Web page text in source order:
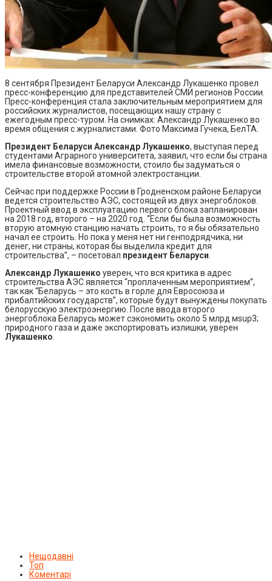
8 сентября Президент Беларуси Александр Лукашенко провел
пресс-конференцию для представителей СМИ регионов России.
Пресс-конференция стала заключительным мероприятием для
российских журналистов, посещающих нашу страну с
ежегодным пресс-туром. На снимках: Александр Лукашенко во
время общения с журналистами. Фото Максима Гучека, БелТА.
Президент Беларуси Александр Лукашенко, выступая перед
студентами Аграрного университета, заявил, что если бы страна
имела финансовые возможности, стоило бы задуматься о
строительстве второй атомной электростанции.
Сейчас при поддержке России в Гродненском районе Беларуси
ведется строительство АЭС, состоящей из двух энергоблоков.
Проектный ввод в эксплуатацию первого блока запланирован
на 2018 год, второго – на 2020 год. “Если бы была возможность
вторую атомную станцию начать строить, то я бы обязательно
начал ее строить. Но пока у меня нет ни генподрядчика, ни
денег, ни страны, которая бы выделила кредит для
строительства”, – посетовал президент Беларуси
Александр Лукашенко уверен, что вся критика в адрес
строительства АЭС является “проплаченным мероприятием”,
так как “Беларусь – это кость в горле для Евросоюза и
прибалтийских государств”, которые будут вынуждены покупать
белорусскую электроэнергию. После ввода второго
энергоблока Беларусь может сэкономить около 5 млрд мsup3;
природного газа и даже экспортировать излишки, уверен
Лукашенко
Нещодавні
Топ
Коментарі